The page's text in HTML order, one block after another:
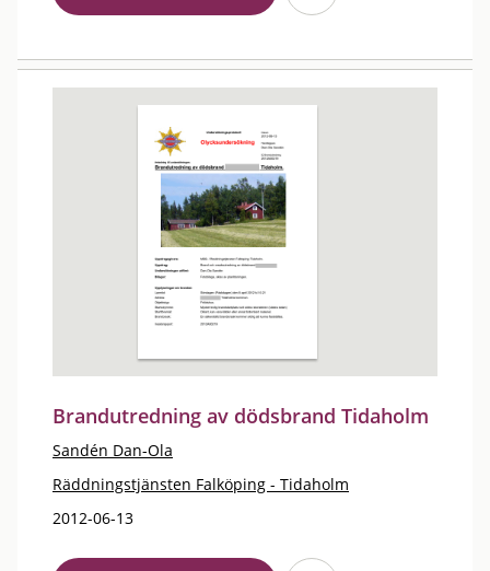
Brandutredning av dödsbrand Tidaholm
Sandén Dan-Ola
Räddningstjänsten Falköping - Tidaholm
2012-06-13